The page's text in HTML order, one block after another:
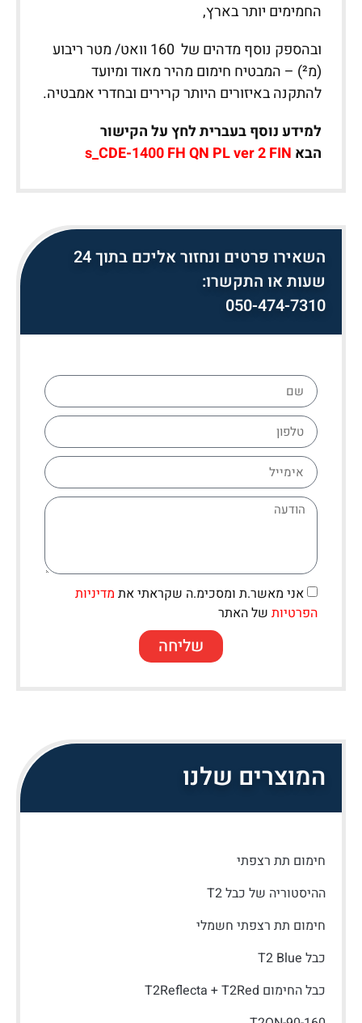
השאירו פרטים ונחזור אליכם בתוך 24
שעות או התקשרו:
050-474-7310
אני מאשר.ת ומסכימ.ה שקראתי את מדיניות
הפרטיות של האתר
שליחה
המוצרים שלנו
חימום תת רצפתי
ההיסטוריה של כבל T2
חימום תת רצפתי חשמלי
כבל T2 Blue
כבל החימום T2Reflecta + T2Red
החמימים יותר בארץ,
ובהספק נוסף מדהים של 160 וואט/ מטר ריבוע
(מ²) – המבטיח חימום מהיר מאוד ומיועד
להתקנה באיזורים היותר קרירים ובחדרי אמבטיה.
למידע נוסף בעברית לחץ על הקישור
הבא s_CDE-1400 FH QN PL ver 2 FIN